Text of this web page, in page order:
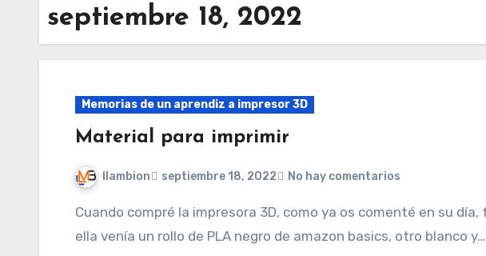
septiembre 18, 2022
Memorias de un aprendiz a impresor 3D
Material para imprimir
llambion septiembre 18, 2022 No hay comentarios
Cuando compré la impresora 3D, como ya os comenté en su día, fué de segunda mano. Con
ella venía un rollo de PLA negro de amazon basics, otro blanco y…